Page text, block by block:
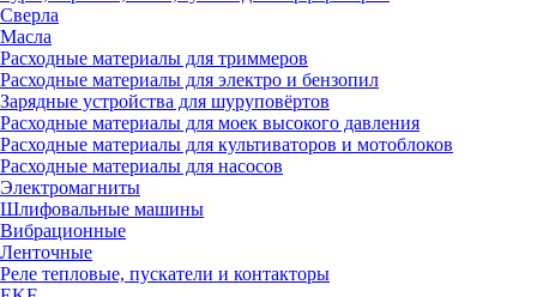
Сверла
Масла
Расходные материалы для триммеров
Расходные материалы для электро и бензопил
Зарядные устройства для шуруповёртов
Расходные материалы для моек высокого давления
Расходные материалы для культиваторов и мотоблоков
Расходные материалы для насосов
Электромагниты
Шлифовальные машины
Вибрационные
Ленточные
Реле тепловые, пускатели и контакторы